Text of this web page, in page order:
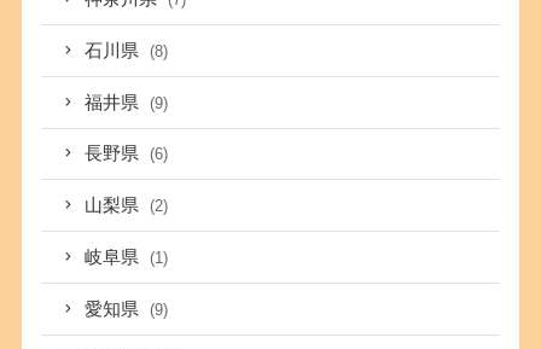
石川県 (8)
福井県 (9)
長野県 (6)
山梨県 (2)
岐阜県 (1)
愛知県 (9)